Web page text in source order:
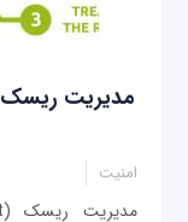
مدیریت
امنیت